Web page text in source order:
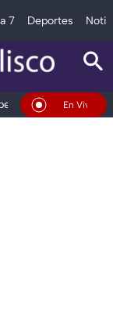
7 Deportes
Deportes
En Vivo